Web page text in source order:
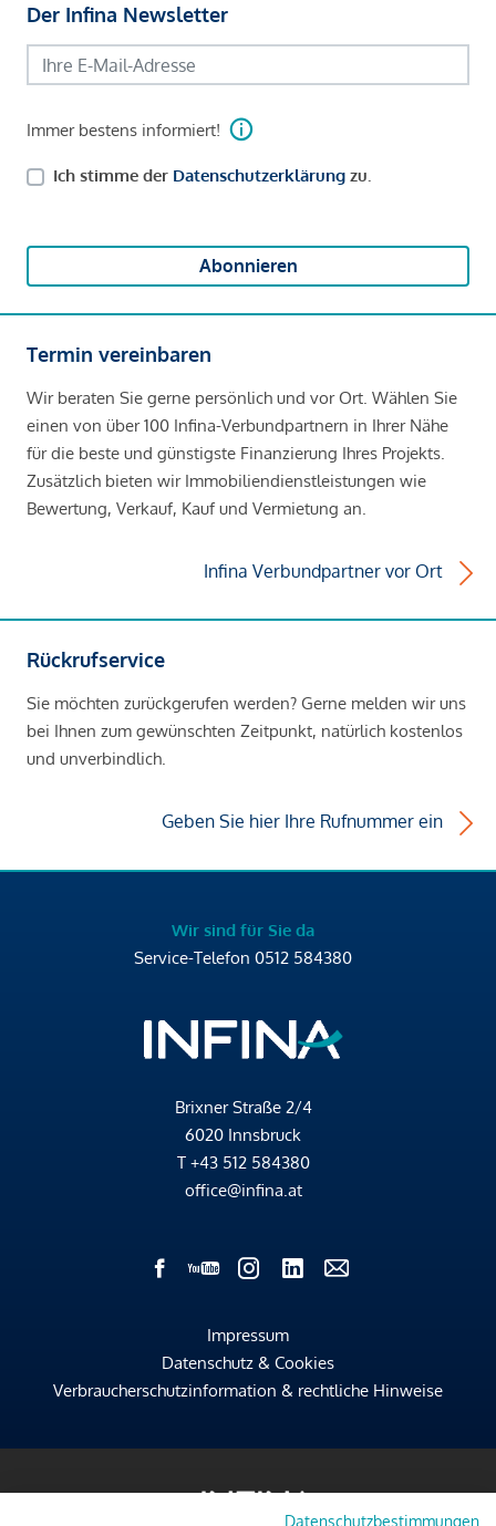
Der Infina Newsletter
Immer bestens informiert!
Ich stimme der Datenschutzerklärung zu.
Abonnieren
Termin vereinbaren
Wir beraten Sie gerne persönlich und vor Ort. Wählen Sie
einen von über 100 Infina-Verbundpartnern in Ihrer Nähe
für die beste und günstigste Finanzierung Ihres Projekts.
Zusätzlich bieten wir Immobiliendienstleistungen wie
Bewertung, Verkauf, Kauf und Vermietung an.
Infina Verbundpartner vor Ort
Rückrufservice
Sie möchten zurückgerufen werden? Gerne melden wir uns
bei Ihnen zum gewünschten Zeitpunkt, natürlich kostenlos
und unverbindlich.
Geben Sie hier Ihre Rufnummer ein
Wir sind für Sie da
Service-Telefon 0512 584380
Brixner Straße 2/4
6020 Innsbruck
T +43 512 584380
office@infina.at
Impressum
Datenschutz & Cookies
Verbraucherschutzinformation & rechtliche Hinweise
Datenschutzbestimmungen